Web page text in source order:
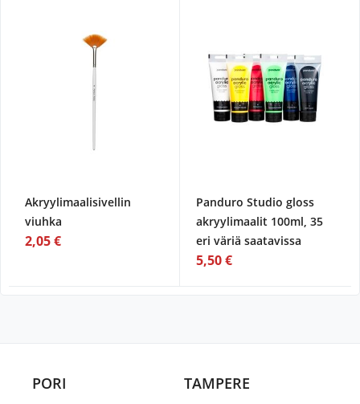
Akryylimaalisivellin
viuhka
2,05 €
Panduro Studio gloss
akryylimaalit 100ml, 35
eri väriä saatavissa
5,50 €
PORI TAMPERE